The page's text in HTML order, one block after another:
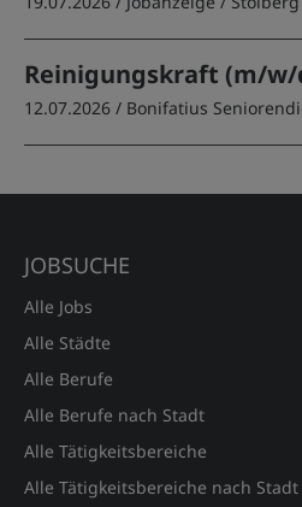
Reinigungskraft (m/w/
12.07.2026 / Bonifatius
JOBSUCHE
Alle Jobs
Alle Städte
Alle Berufe
Alle Berufe nach Stadt
Alle Tätigkeitsbereiche
Alle Tätigkeitsbereiche nach Stadt